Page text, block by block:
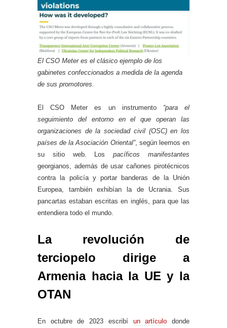
El CSO Meter es el clásico ejemplo de los
gabinetes confeccionados a medida de la agenda
de sus promotores.
El CSO Meter es un instrumento “para el
seguimiento del entorno en el que operan las
organizaciones de la sociedad civil (OSC) en los
países de la Asociación Oriental”, según leemos en
su sitio web. Lospacíficos manifestantes
georgianos, además de usar cañones pirotécnicos
contra la policía y portar banderas de la Unión
Europea, también exhibían la de Ucrania. Sus
pancartas estaban escritas en inglés, para que las
entendiera todo el mundo.
La revolución de
terciopelo dirige a
Armenia hacia la UE y la
OTAN
En octubre de 2023 escribí un artículo donde